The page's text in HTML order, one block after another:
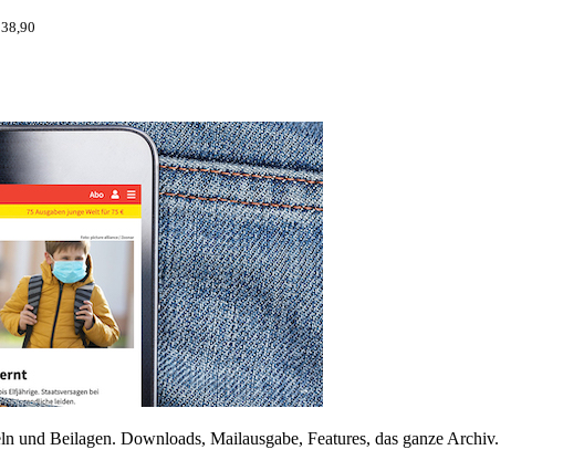
und Beilagen. Downloads, Mailausgabe, Features, das ganze Archiv.